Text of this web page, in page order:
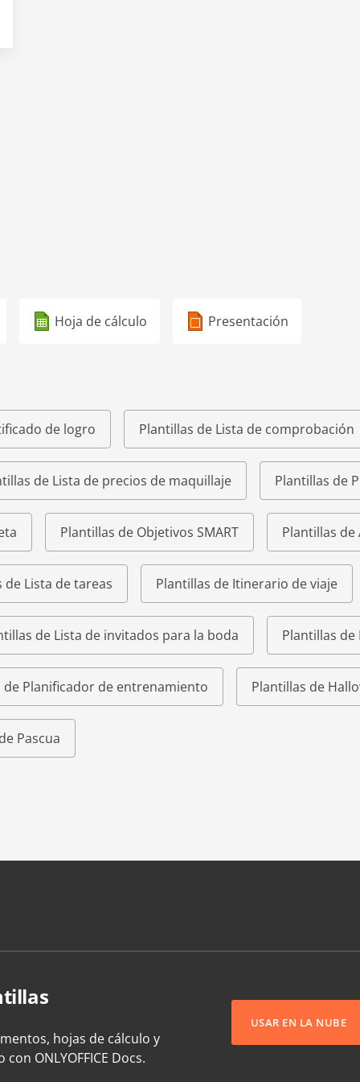
Hoja de cálculo Presentación
de logro Plantillas de Lista de comprobación
de Lista de precios de maquillaje Plantillas de
Plantillas de Objetivos SMART Plantillas
de Lista de tareas Plantillas de Itinerario de viaje
de Lista de invitados para la boda Plantillas
de Planificador de entrenamiento Plantillas de
Pascua
hojas de cálculo y
ONLYOFFICE Docs.
USAR EN LA NUBE